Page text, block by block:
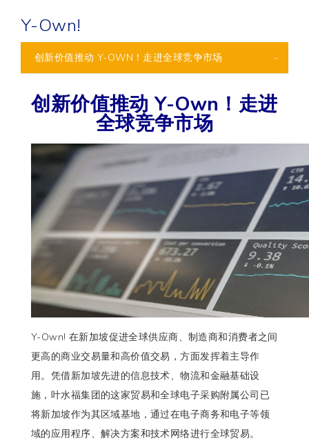
Y-Own!
创新价值推动 Y-OWN！走进全球竞争市场
创新价值推动 Y-Own！走进
全球竞争市场
Y-Own! 在新加坡促进全球供应商、制造商和消费者之间
更高的商业交易量和高价值交易，方面发挥着主导作
用。凭借新加坡先进的信息技术、物流和金融基础设
施，叶水福集团的这家贸易和全球电子采购附属公司已
将新加坡作为其区域基地，通过在电子商务和电子等领
域的应用程序、解决方案和技术网络进行全球贸易。